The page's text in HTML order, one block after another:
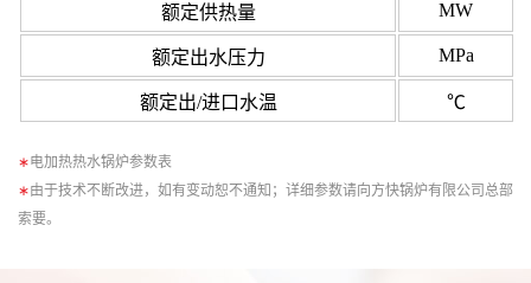
额定供热量 MW
额定出水压力 MPa
额定出/进口水温 ℃
∗电加热热水锅炉参数表
∗由于技术不断改进，如有变动恕不通知；详细参数请向方快锅炉有限公司总部
索要。